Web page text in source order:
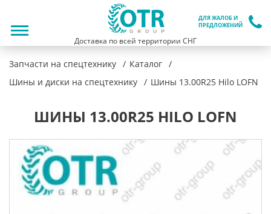
ДЛЯ ЖАЛОБ И
ПРЕДЛОЖЕНИЙ
Доставка по всей территории СНГ
Запчасти на спецтехнику
Каталог
Шины и диски на спецтехнику
Шины 13.00R25 Hilo LOFN
ШИНЫ 13.00R25 HILO LOFN